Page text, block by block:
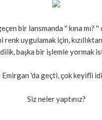
bir lansmanda '' kına
renk uygulamak için,
başka bir işlemle yormak
'da geçti, çok keyifli
Siz neler yaptınız?